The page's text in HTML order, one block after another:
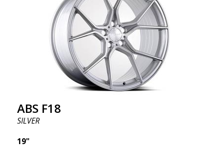
Flow Forming betekent dat de velgen zowel sterker
als lichter zijn dan gewone aluminium wielen. Dit
merk je bij het rijden met het ABS F18. We zijn er
trots op dat we ze in het assortiment hebben!
ABS F18
SILVER
19"